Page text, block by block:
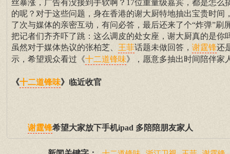
丝暴涨，广告有没接到手软啊？17位重量级嘉宾，都是怎么
的呢？对于这些问题，身在香港的谢大厨特地抽出宝贵时间
了次与媒体的亲密互动，有问必答，最后还来了个“炸弹”刷
把记者们齐齐吓了跳：这么调皮的处女座，谢大厨真的是你
虽然对于媒体热议的张柏芝、 王菲话题未做回答， 谢霆锋还
示，希望观众看过《十二道锋味》，愿意多抽出时间陪伴家
《十二道锋味》临近收官
谢霆锋希望大家放下手机ipad 多陪陪朋友家人